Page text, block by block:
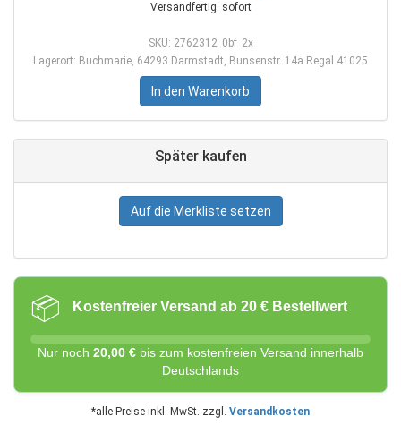
Versandfertig: sofort
SKU: 2762312_0bf_2x
Lagerort: Buchmarie, 64293 Darmstadt, Bunsenstr. 14a Regal 41025
In den Warenkorb
Später kaufen
Auf die Merkliste setzen
📦 Kostenfreier Versand ab 20 € Bestellwert
Nur noch 20,00 € bis zum kostenfreien Versand innerhalb
Deutschlands
*alle Preise inkl. MwSt. zzgl. Versandkosten